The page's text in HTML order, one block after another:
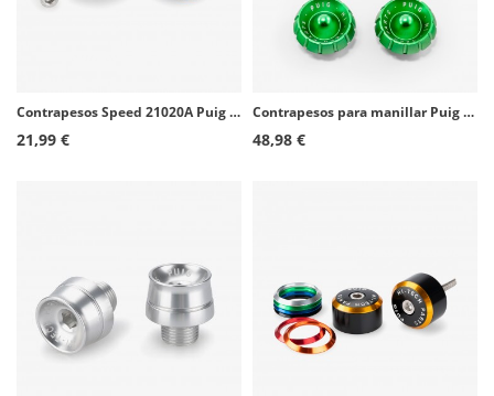
Contrapesos Speed 21020A Puig color Azul para varios modelos de Honda
21,99 €
Contrapesos para manillar Puig Thruster 9594N+9420V color Verde
48,98 €